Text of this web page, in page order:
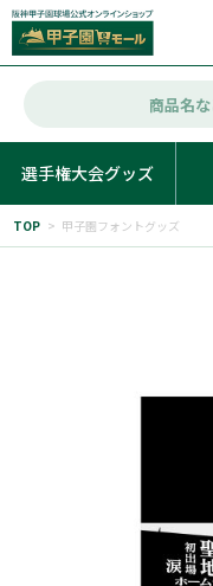
選手権大会グッズ
TOP > 甲子園フォントグッズ